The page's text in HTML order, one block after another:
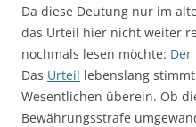
Da diese Deutung nur im
das Urteil hier nicht weiter
nochmals lesen möchte: Der
Das Urteil lebenslang
Wesentlichen überein. Ob
Bewährungsstrafe